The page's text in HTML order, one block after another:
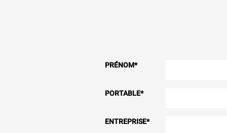
PRÉNOM*
PORTABLE*
ENTREPRISE*